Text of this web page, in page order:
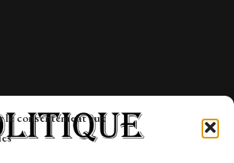
le consentement aux